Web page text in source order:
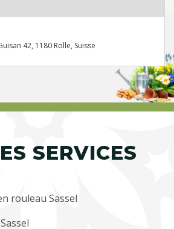
42, 1180 Rolle, Suisse
SERVICES
rouleau Sassel